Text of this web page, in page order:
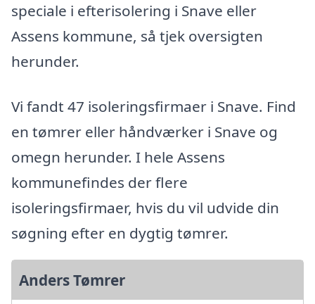
speciale i efterisolering i Snave eller
Assens kommune, så tjek oversigten
herunder.
Vi fandt 47 isoleringsfirmaer i Snave. Find
en tømrer eller håndværker i Snave og
omegn herunder. I hele Assens
kommunefindes der flere
isoleringsfirmaer, hvis du vil udvide din
søgning efter en dygtig tømrer.
Anders Tømrer